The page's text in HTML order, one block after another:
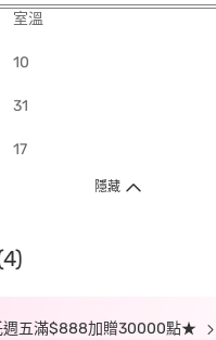
室溫
10
31
17
隱藏
五滿$888加贈30000點★